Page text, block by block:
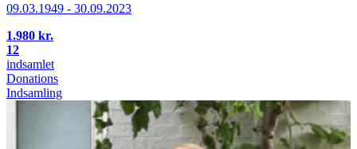
09.03.1949 - 30.09.2023
1.980 kr.
12
indsamlet
Donations
Indsamling